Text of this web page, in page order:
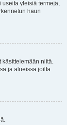
useita yleisiä termejä,
haun
käsittelemään niitä.
ja alueissa joilta